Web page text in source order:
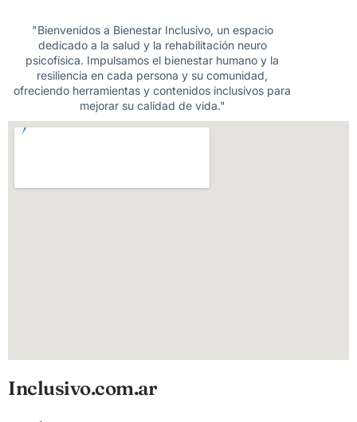
"Bienvenidos a Bienestar Inclusivo, un espacio
dedicado a la salud y la rehabilitación neuro
psicofísica. Impulsamos el bienestar humano y la
resiliencia en cada persona y su comunidad,
ofreciendo herramientas y contenidos inclusivos para
mejorar su calidad de vida."
Inclusivo.com.ar